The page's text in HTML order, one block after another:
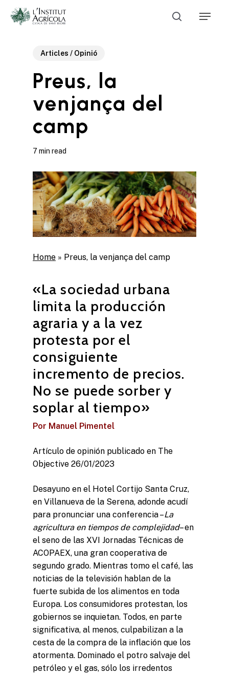
Skip
Cerca
Menu
Articles / Opinió
Preus, la
venjança del
camp
7 min read
Home » Preus, la venjança del camp
«La sociedad urbana
limita la producción
agraria y a la vez
protesta por el
consiguiente
incremento de precios.
No se puede sorber y
soplar al tiempo»
Por Manuel Pimentel
Artículo de opinión publicado en The
Objective 26/01/2023
Desayuno en el Hotel Cortijo Santa Cruz,
en Villanueva de la Serena, adonde acudí
para pronunciar una conferencia –La
agricultura en tiempos de complejidad– en
el seno de las XVI Jornadas Técnicas de
ACOPAEX, una gran cooperativa de
segundo grado. Mientras tomo el café, las
noticias de la televisión hablan de la
fuerte subida de los alimentos en toda
Europa. Los consumidores protestan, los
gobiernos se inquietan. Todos, en parte
significativa, al menos, culpabilizan a la
cesta de la compra de la inflación que los
atormenta. Dominado el potro salvaje del
petróleo y el gas, sólo los irredentos